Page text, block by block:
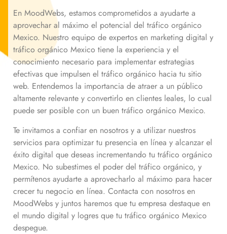
En MoodWebs, estamos comprometidos a ayudarte a
aprovechar al máximo el potencial del tráfico orgánico
Mexico. Nuestro equipo de expertos en marketing digital y
tráfico orgánico Mexico tiene la experiencia y el
conocimiento necesario para implementar estrategias
efectivas que impulsen el tráfico orgánico hacia tu sitio
web. Entendemos la importancia de atraer a un público
altamente relevante y convertirlo en clientes leales, lo cual
puede ser posible con un buen tráfico orgánico Mexico.
Te invitamos a confiar en nosotros y a utilizar nuestros
servicios para optimizar tu presencia en línea y alcanzar el
éxito digital que deseas incrementando tu tráfico orgánico
Mexico. No subestimes el poder del tráfico orgánico, y
permítenos ayudarte a aprovecharlo al máximo para hacer
crecer tu negocio en línea. Contacta con nosotros en
MoodWebs y juntos haremos que tu empresa destaque en
el mundo digital y logres que tu tráfico orgánico Mexico
despegue.